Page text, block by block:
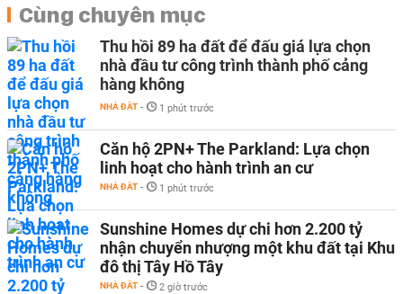
Cùng chuyên mục
Thu hồi 89 ha đất để đấu giá lựa chọn
nhà đầu tư công trình thành phố cảng
hàng không
NHÀ ĐẤT - 1 phút trước
Căn hộ 2PN+ The Parkland: Lựa chọn
linh hoạt cho hành trình an cư
NHÀ ĐẤT - 1 phút trước
Sunshine Homes dự chi hơn 2.200 tỷ
nhận chuyển nhượng một khu đất tại Khu
đô thị Tây Hồ Tây
NHÀ ĐẤT - 2 giờ trước